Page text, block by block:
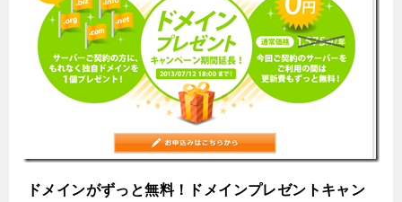
ドメインがずっと無料！ドメインプレゼントキャン